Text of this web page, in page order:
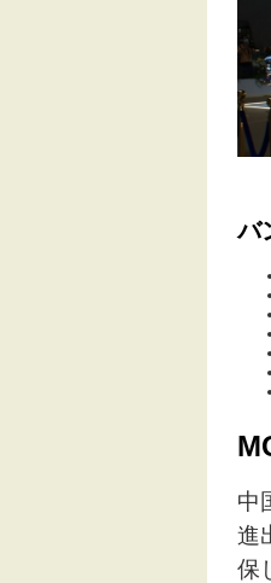
バ
中
進
保